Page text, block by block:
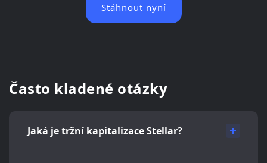
Stáhnout nyní
Často kladené otázky
Jaká je tržní kapitalizace Stellar?